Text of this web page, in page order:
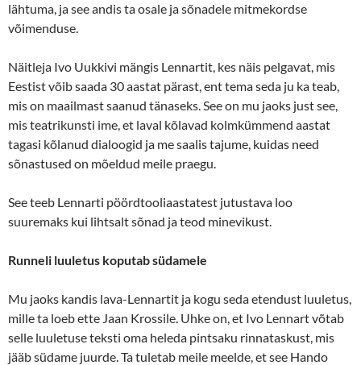
lähtuma, ja see andis ta osale ja sõnadele mitmekordse
võimenduse.
Näitleja Ivo Uukkivi mängis Lennartit, kes näis pelgavat, mis
Eestist võib saada 30 aastat pärast, ent tema seda ju ka teab,
mis on maailmast saanud tänaseks. See on mu jaoks just see,
mis teatrikunsti ime, et laval kõlavad kolmkümmend aastat
tagasi kõlanud dialoogid ja me saalis tajume, kuidas need
sõnastused on mõeldud meile praegu.
See teeb Lennarti pöördtooliaastatest jutustava loo
suuremaks kui lihtsalt sõnad ja teod minevikust.
Runneli luuletus koputab südamele
Mu jaoks kandis lava-Lennartit ja kogu seda etendust luuletus,
mille ta loeb ette Jaan Krossile. Uhke on, et Ivo Lennart võtab
selle luuletuse teksti oma heleda pintsaku rinnataskust, mis
jääb südame juurde. Ta tuletab meile meelde, et see Hando